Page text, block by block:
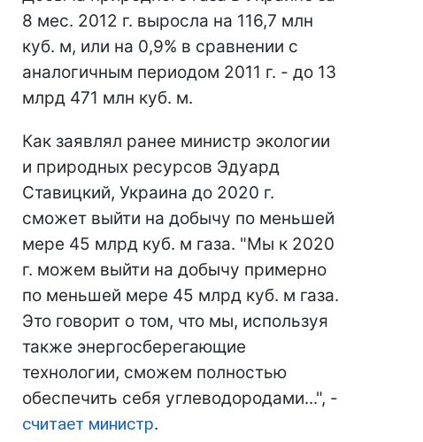
8 мес. 2012 г. выросла на 116,7 млн
куб. м, или на 0,9% в сравнении с
аналогичным периодом 2011 г. - до 13
млрд 471 млн куб. м.
Как заявлял ранее министр экологии
и природных ресурсов Эдуард
Ставицкий, Украина до 2020 г.
сможет выйти на добычу по меньшей
мере 45 млрд куб. м газа. "Мы к 2020
г. можем выйти на добычу примерно
по меньшей мере 45 млрд куб. м газа.
Это говорит о том, что мы, используя
также энергосберегающие
технологии, сможем полностью
обеспечить себя углеводородами...", -
считает министр.